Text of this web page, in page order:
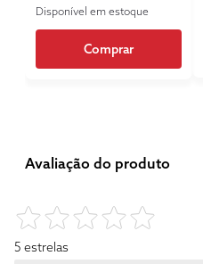
Disponível em estoque
Comprar
Avaliação do produto
5 estrelas